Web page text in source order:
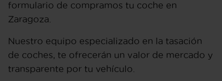
formulario de compramos tu coche en
Zaragoza.
Nuestro equipo especializado en la tasación
de coches, te ofrecerán un valor de mercado y
transparente por tu vehículo.